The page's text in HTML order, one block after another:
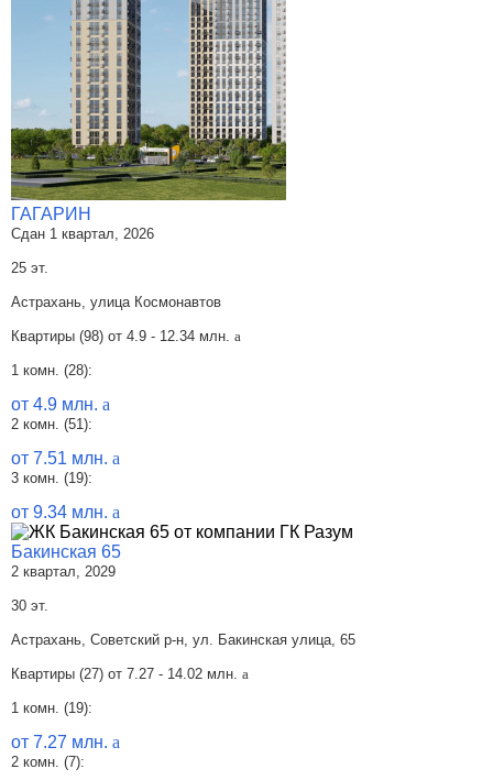
ГАГАРИН
Сдан 1 квартал, 2026
25 эт.
Астрахань, улица Космонавтов
Квартиры (98) от 4.9 - 12.34 млн. a
1 комн. (28):
от 4.9 млн. a
2 комн. (51):
от 7.51 млн. a
3 комн. (19):
от 9.34 млн. a
Бакинская 65
2 квартал, 2029
30 эт.
Астрахань, Советский р-н, ул. Бакинская улица, 65
Квартиры (27) от 7.27 - 14.02 млн. a
1 комн. (19):
от 7.27 млн. a
2 комн. (7):